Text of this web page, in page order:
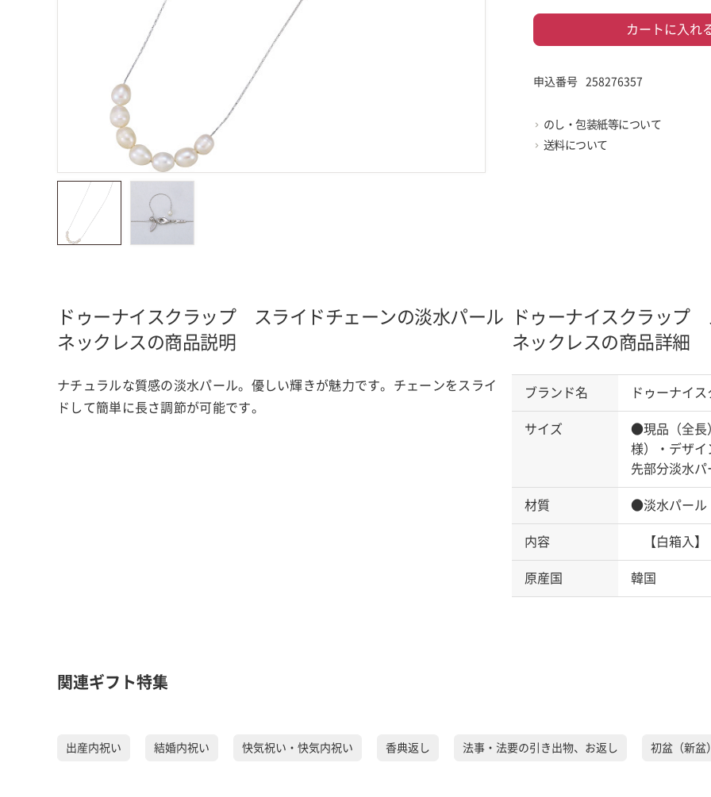
カートに入れ
申込番号 258276357
のし・包装紙等について
送料について
ドゥーナイスクラップ スライドチェーンの淡水パール
ネックレスの商品説明
ナチュラルな質感の淡水パール。優しい輝きが魅力です。チェーンをスライ
ドして簡単に長さ調節が可能です。
ドゥーナイスクラップ
ネックレスの商品詳細
ブランド名 ドゥーナイ
サイズ
●現品（全長
様）・デザ
先部分淡水
材質 ●淡水パール
内容 【白箱入
原産国 韓国
関連ギフト特集
出産内祝い 結婚内祝い 快気祝い・快気内祝い 香典返し 法事・法要の引き出物、お返し 初盆（新盆